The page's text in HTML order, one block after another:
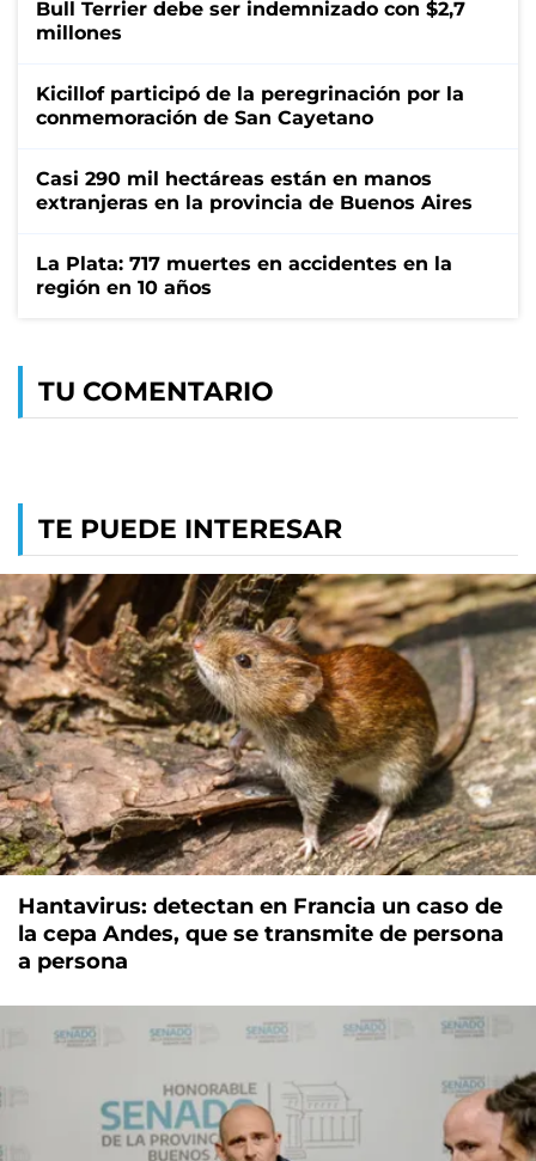
Bull Terrier debe ser indemnizado con $2,7
millones
Kicillof participó de la peregrinación por la
conmemoración de San Cayetano
Casi 290 mil hectáreas están en manos
extranjeras en la provincia de Buenos Aires
La Plata: 717 muertes en accidentes en la
región en 10 años
TU COMENTARIO
TE PUEDE INTERESAR
Hantavirus: detectan en Francia un caso de
la cepa Andes, que se transmite de persona
a persona